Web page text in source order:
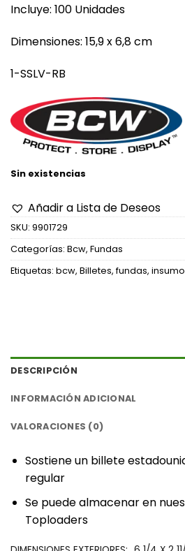
Incluye: 100 Unidades
Dimensiones: 15,9 x 6,8 cm
1-SSLV-RB
Sin existencias
Añadir a Lista de Deseos
SKU: 9901729
Categorías: Bcw, Fundas
Etiquetas: bcw, Billetes,fundas,
DESCRIPCIÓN
INFORMACIÓN ADICIONAL
VALORACIONES (0)
‎Sostiene un billete
regular‎
‎Se puede almacenar en
Toploaders‎